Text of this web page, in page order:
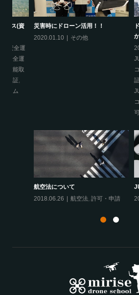
災害時にドローン活用！！
2020.01.10
その他
ドロー
JUIDA操
可・申請
航空法について
2018.06.26
航空法 許可・申請
JUIDAと